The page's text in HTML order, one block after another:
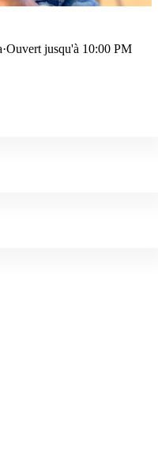
·Ouvert jusqu'à 10:00 PM